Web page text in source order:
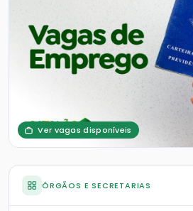
Ver vagas disponíveis
ÓRGÃOS E SECRETARIAS